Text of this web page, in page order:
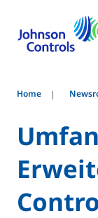
Home